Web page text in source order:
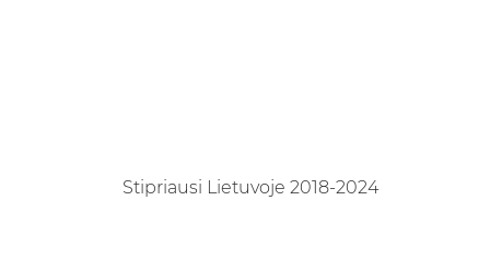
Stipriausi Lietuvoje 2018-2024